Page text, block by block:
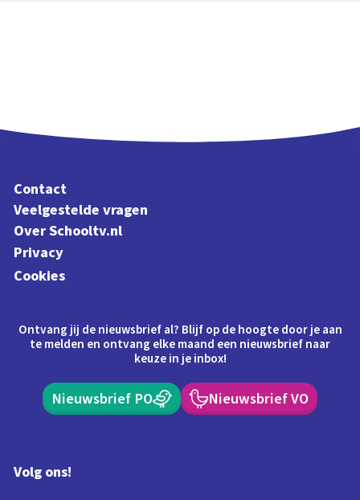
Contact
Veelgestelde vragen
Over Schooltv.nl
Privacy
Cookies
Ontvang jij de nieuwsbrief al? Blijf op de hoogte door je aan
te melden en ontvang elke maand een nieuwsbrief naar
keuze in je inbox!
Nieuwsbrief PO Nieuwsbrief VO
Volg ons!